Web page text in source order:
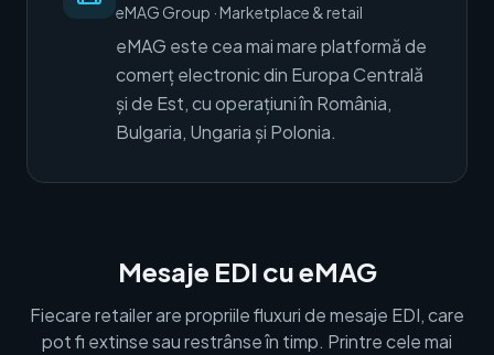
eMAG Group ·Marketplace & retail
eMAG este cea mai mare platformă de
comerț electronic din Europa Centrală
și de Est, cu operațiuni în România,
Bulgaria, Ungaria și Polonia.
Mesaje EDI cu eMAG
Fiecare retailer are propriile fluxuri de mesaje EDI, care
pot fi extinse sau restrânse în timp. Printre cele mai